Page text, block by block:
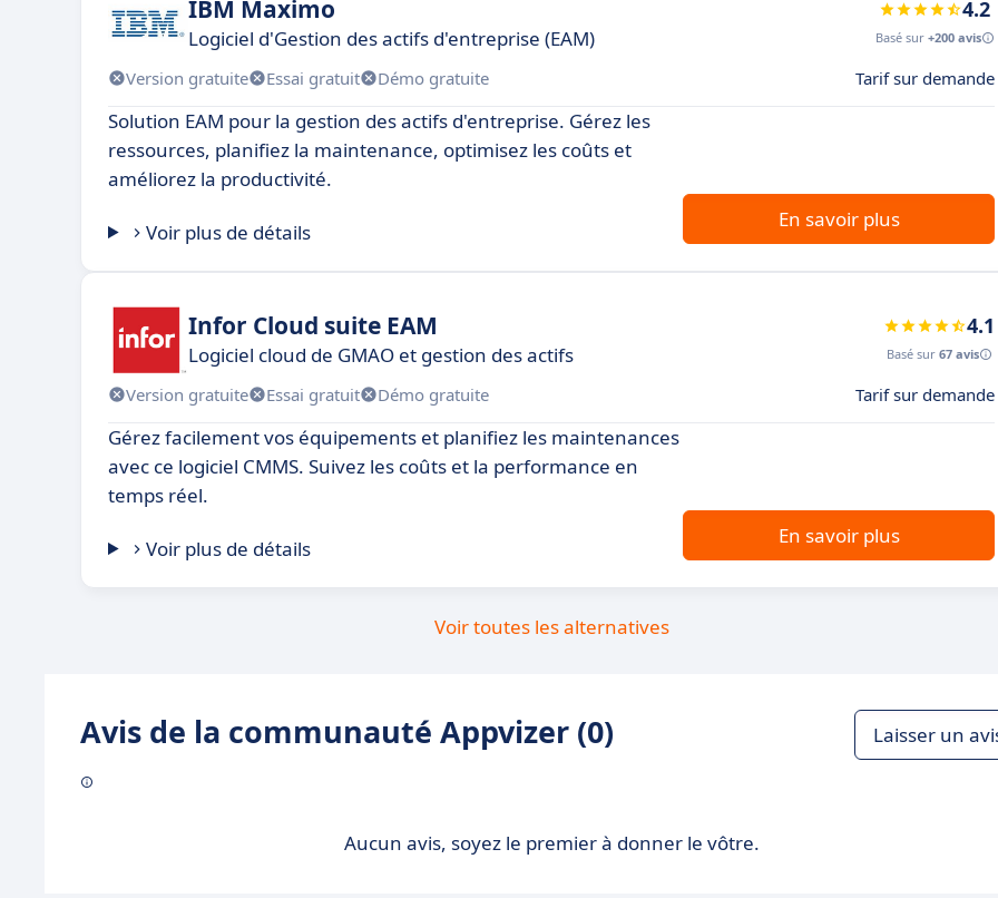
IBM Maximo
Logiciel d'Gestion des actifs d'entreprise (EAM)
4.2
Basé sur +200 avis
Version gratuite Essai gratuit Démo gratuite Tarif sur demande
Solution EAM pour la gestion des actifs d'entreprise. Gérez les
ressources, planifiez la maintenance, optimisez les coûts et
améliorez la productivité.
Voir plus de détails
En savoir plus
Infor Cloud suite EAM
Logiciel cloud de GMAO et gestion des actifs
4.1
Basé sur 67 avis
Version gratuite Essai gratuit Démo gratuite Tarif sur demande
Gérez facilement vos équipements et planifiez les maintenances
avec ce logiciel CMMS. Suivez les coûts et la performance en
temps réel.
Voir plus de détails
En savoir plus
Voir toutes les alternatives
Avis de la communauté Appvizer (0) Laisser un
Aucun avis, soyez le premier à donner le vôtre.